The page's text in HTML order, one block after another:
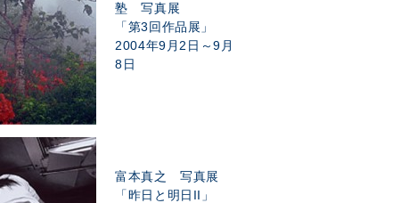
塾 写真展
「第3回作品展」
2004年9月2日～9月
8日
富本真之 写真展
「昨日と明日II」